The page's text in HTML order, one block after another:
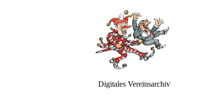
Digitales Vereinsarchiv